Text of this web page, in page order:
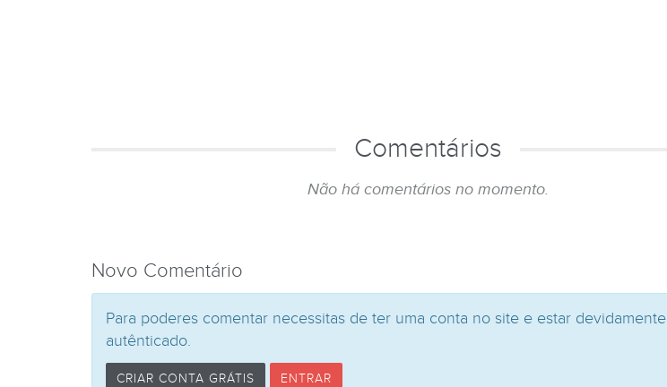
Comentários
Não há comentários no momento.
Novo Comentário
Para poderes comentar necessitas de ter uma conta no site e estar devidamente
autênticado.
CRIAR CONTA GRÁTIS ENTRAR